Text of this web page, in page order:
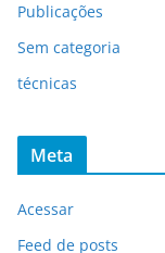
Publicações
Sem categoria
técnicas
Meta
Acessar
Feed de posts